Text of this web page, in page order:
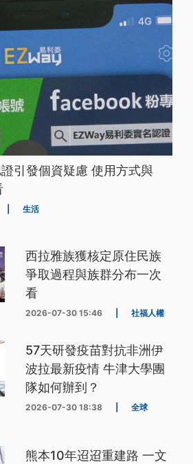
引發個資疑慮 使用方式與
生活
西拉雅族獲核定原住民族
爭取過程與族群分布一次
看
2026-07-30 15:46 社福人權
57天研發疫苗對抗非洲伊
波拉最新疫情 牛津大學團
隊如何辦到？
2026-07-30 18:38 全球
熊本10年迢迢重建路 一文